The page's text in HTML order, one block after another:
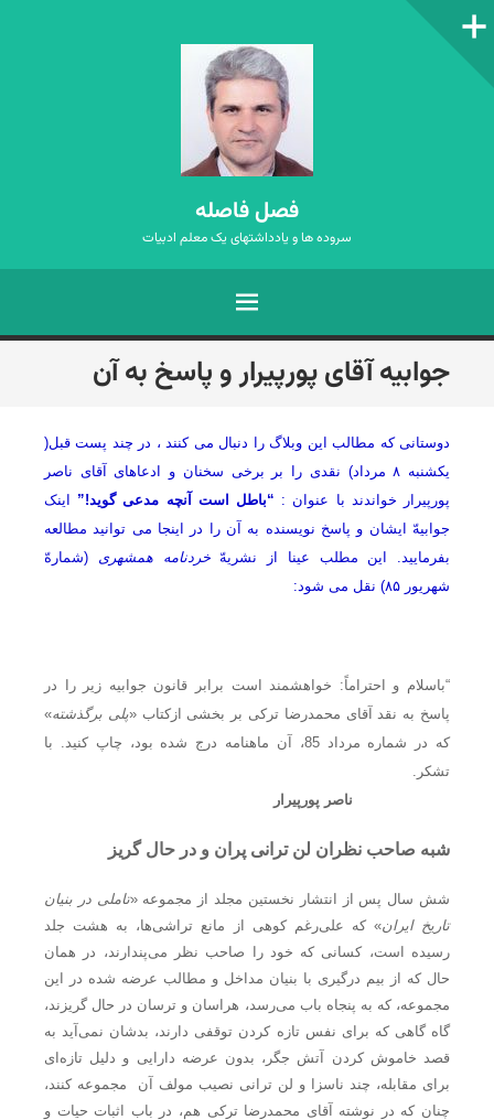
ستون‌کناری
فصل فاصله
سروده ها و یادداشتهای یک معلم ادبیات
فهرست
رفتن
به
جوابیه آقای پورپیرار و پاسخ به آن
دوستانی که مطالب این وبلاگ را دنبال می کنند ، در چند پست قبل(
یکشنبه ۸ مرداد) نقدی را بر برخی سخنان و ادعاهای آقای ناصر
پورپیرار خواندند با عنوان : “باطل است آنچه مدعی گوید!” اینک
جوابیهّ ایشان و پاسخ نویسنده به آن را در اینجا می توانید مطالعه
بفرمایید. این مطلب عینا از نشریهّخردنامه همشهری (شمارهّ
شهریور ۸۵) نقل می شود:
“باسلام و احتراماً: خواهشمند است برابر قانون جوابیه زیر را در
پاسخ به نقد آقای محمدرضا ترکی بر بخشی ازکتاب «پلی برگذشته»
که در شماره مرداد 85، آن ماهنامه درج شده بود، چاپ کنید. با
تشکر.
ناصر پورپیرار
شبه صاحب نظران لن ترانی پران و در حال گریز
شش سال پس از انتشار نخستین مجلد از مجموعه «تاملی در بنیان
تاریخ ایران» که علی‌رغم کوهی از مانع تراشی‌ها، به هشت جلد
رسیده است، کسانی که خود را صاحب نظر می‌پندارند، در همان
حال که از بیم درگیری با بنیان مداخل و مطالب عرضه شده در این
مجموعه، که به پنجاه باب می‌رسد، هراسان و ترسان در حال گریزند،
گاه گاهی که برای نفس تازه کردن توقفی دارند، بدشان نمی‌آید به
قصد خاموش کردن آتش جگر، بدون عرضه دارایی و دلیل تازه‌ای
برای مقابله، چند ناسزا و لن ترانی نصیب مولف آن مجموعه کنند،
چنان که در نوشته آقای محمدرضا ترکی هم، در باب اثبات حیات و